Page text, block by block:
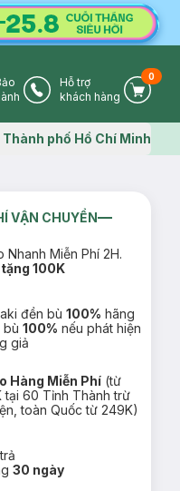
IconPhone Icon
Hỗ trợ
khách hàng
Cart
0
Map iconphố Hồ Chí Minh
VẬN CHUYỂN
Nhanh Miễn Phí 2H.
100K
đền bù100% hãng
bù100% nếu phát hiện
giả
Hàng Miễn Phí (từ
tại 60 Tỉnh Thành trừ
toàn Quốc từ 249K)
30 ngày